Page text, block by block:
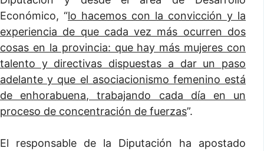
Económico, “lo hacemos con la convicción y la
experiencia de que cada vez más ocurren dos
cosas en la provincia: que hay más mujeres con
talento y directivas dispuestas a dar un paso
adelante y que el asociacionismo femenino está
de enhorabuena, trabajando cada día en un
proceso de concentración de fuerzas”.
El responsable de la Diputación ha apostado